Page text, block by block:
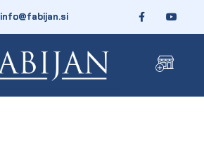
info@fabijan.si